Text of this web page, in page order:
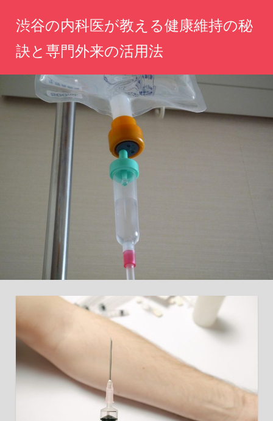
ツ
へ
渋谷の内科医が教える健康維持の秘
訣と専門外来の活用法
体
の
ヒ
ン
を
あ
た
に。